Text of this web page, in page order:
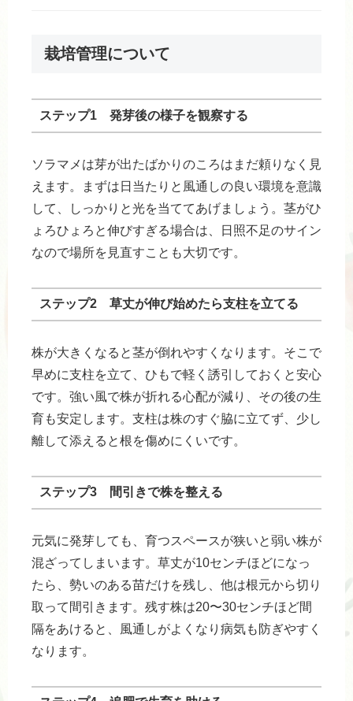
栽培管理について
ステップ1 発芽後の様子を観察する
ソラマメは芽が出たばかりのころはまだ頼りなく見
えます。まずは日当たりと風通しの良い環境を意識
して、しっかりと光を当ててあげましょう。茎がひ
ょろひょろと伸びすぎる場合は、日照不足のサイン
なので場所を見直すことも大切です。
ステップ2 草丈が伸び始めたら支柱を立てる
株が大きくなると茎が倒れやすくなります。そこで
早めに支柱を立て、ひもで軽く誘引しておくと安心
です。強い風で株が折れる心配が減り、その後の生
育も安定します。支柱は株のすぐ脇に立てず、少し
離して添えると根を傷めにくいです。
ステップ3 間引きで株を整える
元気に発芽しても、育つスペースが狭いと弱い株が
混ざってしまいます。草丈が10センチほどになっ
たら、勢いのある苗だけを残し、他は根元から切り
取って間引きます。残す株は20〜30センチほど間
隔をあけると、風通しがよくなり病気も防ぎやすく
なります。